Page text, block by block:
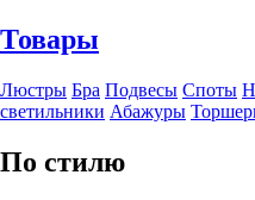
Товары
Люстры Бра Подвесы Споты
светильники Абажуры
По стилю